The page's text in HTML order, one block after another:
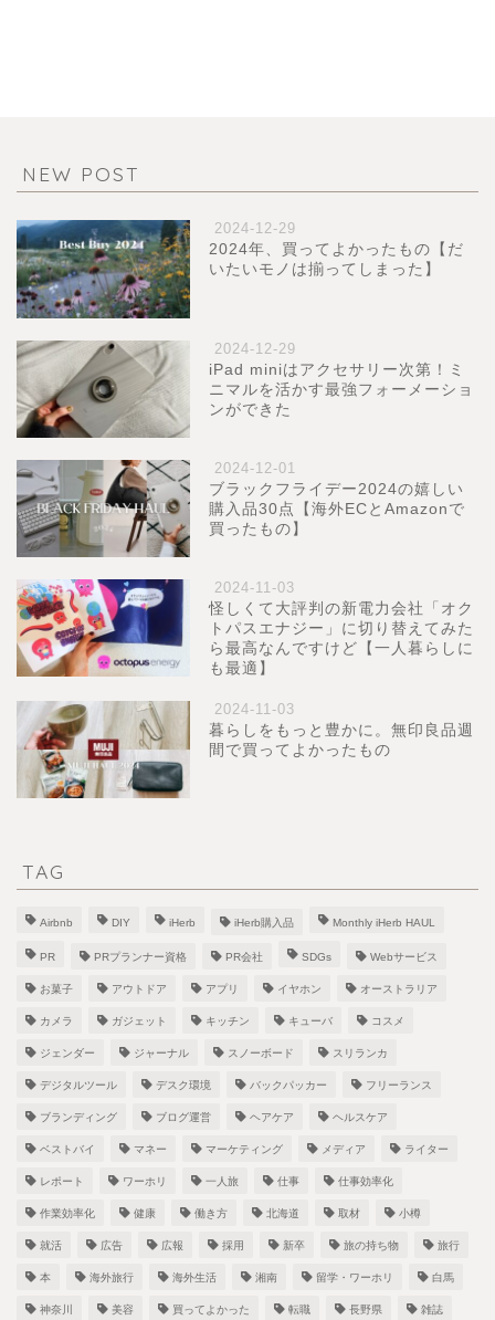
NEW POST
2024-12-29
2024年、買ってよかったもの【だ
いたいモノは揃ってしまった】
2024-12-29
iPad miniはアクセサリー次第！ミ
ニマルを活かす最強フォーメーショ
ンができた
2024-12-01
ブラックフライデー2024の嬉しい
購入品30点【海外ECとAmazonで
買ったもの】
2024-11-03
怪しくて大評判の新電力会社「オク
トパスエナジー」に切り替えてみた
ら最高なんですけど【一人暮らしに
も最適】
2024-11-03
暮らしをもっと豊かに。無印良品週
間で買ってよかったもの
TAG
Airbnb DIY iHerb iHerb購入品 Monthly iHerb HAUL
PR PRプランナー資格 PR会社 SDGs Webサービス
お菓子 アウトドア アプリ イヤホン オーストラリア
カメラ ガジェット キッチン キューバ コスメ
ジェンダー ジャーナル スノーボード スリランカ
デジタルツール デスク環境 バックパッカー フリーランス
ブランディング ブログ運営 ヘアケア ヘルスケア
ベストバイ マネー マーケティング メディア ライター
レポート ワーホリ 一人旅 仕事 仕事効率化
作業効率化 健康 働き方 北海道 取材 小樽
就活 広告 広報 採用 新卒 旅の持ち物 旅行
本 海外旅行 海外生活 湘南 留学・ワーホリ 白馬
神奈川 美容 買ってよかった 転職 長野県 雑誌